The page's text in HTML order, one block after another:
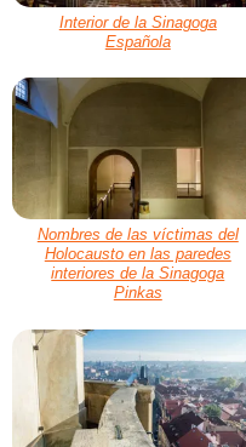
Interior de la Sinagoga
Española
Nombres de las víctimas del
Holocausto en las paredes
interiores de la Sinagoga
Pinkas